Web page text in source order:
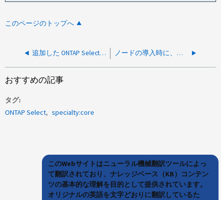
このページのトップへ
追加した ONTAP Select 容量ライセンスを有効にできません ノードの導入時に、「errType=RestrictedVersion」というエラーでONTAP Select クラスタの作成が失敗します
おすすめの記事
タグ
ONTAP Select
specialty:core
このWebサイトはニューラル機械翻訳ツールによっ
て翻訳されており、ナレッジベース（KB）コンテン
ツの基本的な理解を目的として提供されています。
オリジナルの英語を文字どおりに翻訳しているた